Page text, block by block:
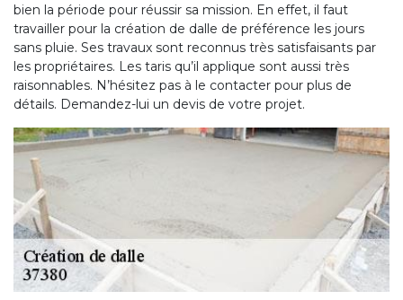
bien la période pour réussir sa mission. En effet, il faut
travailler pour la création de dalle de préférence les jours
sans pluie. Ses travaux sont reconnus très satisfaisants par
les propriétaires. Les taris qu’il applique sont aussi très
raisonnables. N’hésitez pas à le contacter pour plus de
détails. Demandez-lui un devis de votre projet.